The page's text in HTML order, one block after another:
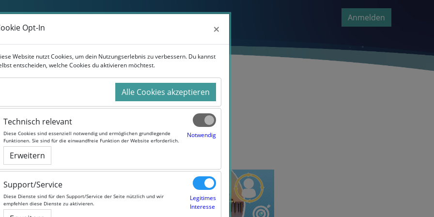
Weiterbildung Studium Für Unternehmen Anmelden
Opt-In ×
Website nutzt Cookies, um dein Nutzungserlebnis zu verbessern. Du kannst
entscheiden, welche Cookies du aktivieren möchtest.
Alle Cookies akzeptieren
Technisch relevant
Diese Cookies sind essenziell notwendig und ermöglichen grundlegende
Funktionen. Sie sind für die einwandfreie Funktion der Website erforderlich.
Notwendig
Erweitern
Support/Service
Diese Dienste sind für den Support/Service der Seite nützlich und wir
empfehlen diese Dienste zu aktivieren.
Legitimes
Interesse
Opt-In ×
Website nutzt Cookies, um dein Nutzungserlebnis zu verbessern. Du kannst
entscheiden, welche Cookies du aktivieren möchtest.
Alle Cookies akzeptieren
Technisch relevant
Diese Cookies sind essenziell notwendig und ermöglichen grundlegende
Funktionen. Sie sind für die einwandfreie Funktion der Website erforderlich.
Notwendig
Erweitern
Support/Service
Diese Dienste sind für den Support/Service der Seite nützlich und wir
empfehlen diese Dienste zu aktivieren.
Legitimes
Interesse